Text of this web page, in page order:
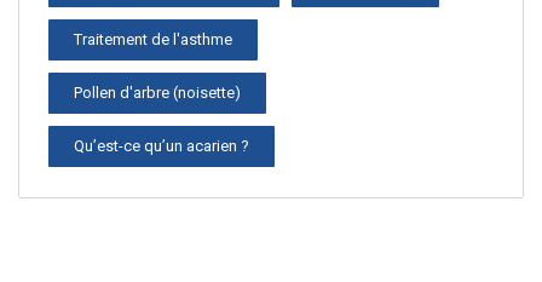
Traitement de l'asthme
Pollen d'arbre (noisette)
Qu’est-ce qu’un acarien ?